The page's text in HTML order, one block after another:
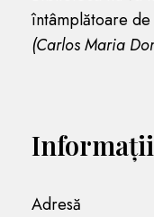
întâmplătoare
(Carlos Maria
Adresă